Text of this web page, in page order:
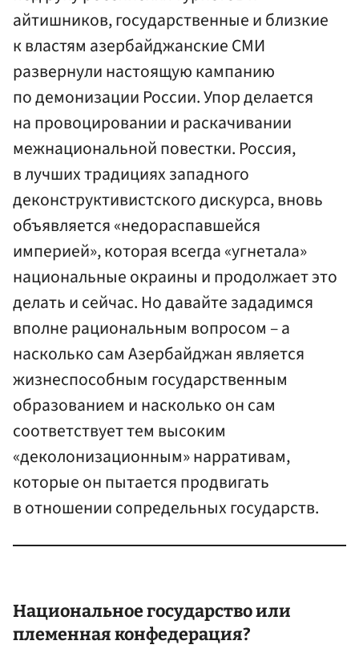
айтишников, государственные и близкие
к властям азербайджанские СМИ
развернули настоящую кампанию
по демонизации России. Упор делается
на провоцировании и раскачивании
межнациональной повестки. Россия,
в лучших традициях западного
деконструктивистского дискурса, вновь
объявляется «недораспавшейся
империей», которая всегда «угнетала»
национальные окраины и продолжает это
делать и сейчас. Но давайте зададимся
вполне рациональным вопросом – а
насколько сам Азербайджан является
жизнеспособным государственным
образованием и насколько он сам
соответствует тем высоким
«деколонизационным» нарративам,
которые он пытается продвигать
в отношении сопредельных государств.
Национальное государство или
племенная конфедерация?